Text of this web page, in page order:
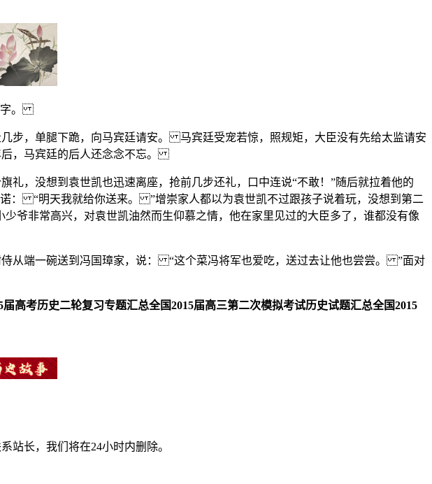
”字。
，单腿下跪，向马宾廷请安。 马宾廷受宠若惊，照规矩，大臣没有先给太监请安
后，马宾廷的后人还念念不忘。
，没想到袁世凯也迅速离座，抢前几步还礼，口中连说“不敢！”随后就拉着他的
： “明天我就给你送来。 ”增崇家人都以为袁世凯不过跟孩子说着玩，没想到第二
非常高兴，对袁世凯油然而生仰慕之情，他在家里见过的大臣多了，谁都没有像
从端一碗送到冯国璋家，说： “这个菜冯将军也爱吃，送过去让他也尝尝。 ”面对
届高考历史二轮复习专题汇总全国2015届高三第二次模拟考试历史试题汇总全国2015
站长，我们将在24小时内删除。